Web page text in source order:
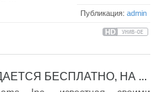
Публикация: admin
БЕСПЛАТНО, НА ...